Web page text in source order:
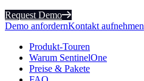
Request Demo
Demo anfordernKontakt aufnehmen
Produkt-Touren
Warum SentinelOne
Preise & Pakete